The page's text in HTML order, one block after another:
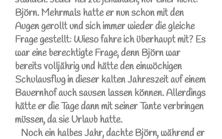
Björn. Mehrmals hatte er nun schon mit den
Augen gerollt und sich immer wieder die gleiche
Frage gestellt: Wieso fahre ich überhaupt mit? Es
war eine berechtigte Frage, denn Björn war
bereits volljährig und hätte den einwöchigen
Schulausflug in dieser kalten Jahreszeit auf einem
Bauernhof auch sausen lassen können. Allerdings
hätte er die Tage dann mit seiner Tante verbringen
müssen, da sie Urlaub hatte.
Noch ein halbes Jahr, dachte Björn, während er